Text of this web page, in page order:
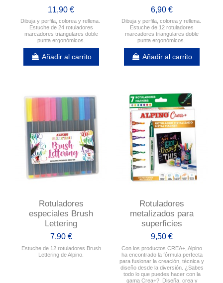
11,90 €
Dibuja y perfila, colorea y rellena.
Estuche de 24 rotuladores
marcadores triangulares doble
punta ergonómicos.
Añadir al carrito
6,90 €
Dibuja y perfila, colorea y rellena.
Estuche de 12 rotuladores
marcadores triangulares doble
punta ergonómicos.
Añadir al carrito
Rotuladores
especiales Brush
Lettering
7,90 €
Estuche de 12 rotuladores Brush
Lettering de Alpino.
Rotuladores
metalizados para
superficies
9,50 €
Con los productos CREA+, Alpino
ha encontrado la fórmula perfecta
para fusionar la creación, técnica y
diseño desde la diversión. ¿Sabes
todo lo que puedes hacer con la
gama Crea+? Diseña, crea y